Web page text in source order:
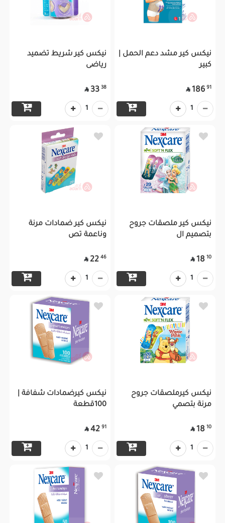
نيكس كير مشد دعم الحمل |
كبير
91
186

1
نيكس كير شريط تضميد
رياضى
38
33

1
نيكس كير ملصقات جروح
بتصميم ال
10
18

1
نيكس كير ضمادات مرنة
وناعمة تص
46
22

1
نيكس كيرملصقات جروح
مرنة بتصمي
10
18

1
نيكس كيرضمادات شفافة |
100قطعة
91
42

1